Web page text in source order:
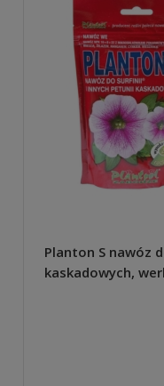
Planton S nawóz
kaskadowych,